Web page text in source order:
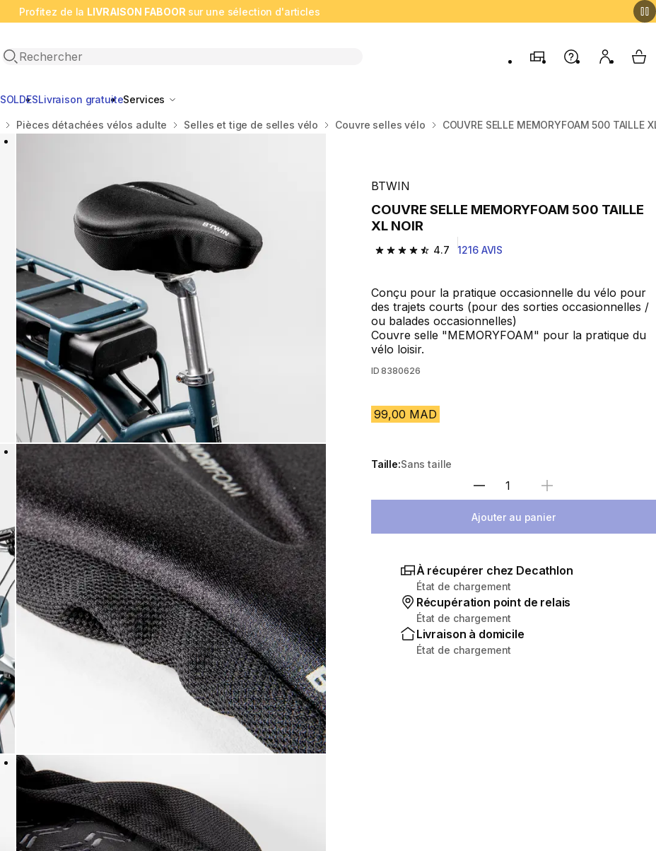
Profitez de la LIVRAISON FABOOR sur une sélection d'articles
Open search
MagasinsAide Mon My
SOLDESLivraison gratuiteServices
Pièces détachées vélos adulte Selles et tige de selles vélo Couvre selles vélo COUVRE SELLE MEMORYFOAM 500 TAILLE
BTWIN
COUVRE SELLE MEMORYFOAM 500 TAILLE
XL NOIR
4.7
4.7 out of 5 stars from 1216 reviews
1216 AVIS
Conçu pour la pratique occasionnelle du vélo pour
des trajets courts (pour des sorties occasionnelles /
ou balades occasionnelles)
Couvre selle "MEMORYFOAM" pour la pratique du
vélo loisir.
ID 8380626
99,00 MAD
Taille:Sans taille
Sélectionnez la quantité
Ajouter au panier
À récupérer chez Decathlon
État de chargement
Récupération point de relais
État de chargement
Livraison à domicile
État de chargement